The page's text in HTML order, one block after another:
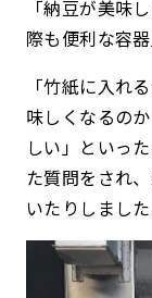
「納豆が美味
際も便利な容
「竹紙に入れ
味しくなるの
しい」といっ
た質問をされ
いたりしました